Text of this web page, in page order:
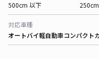
500cm 以下
対応車種
オートバイ軽自動車コンパクト